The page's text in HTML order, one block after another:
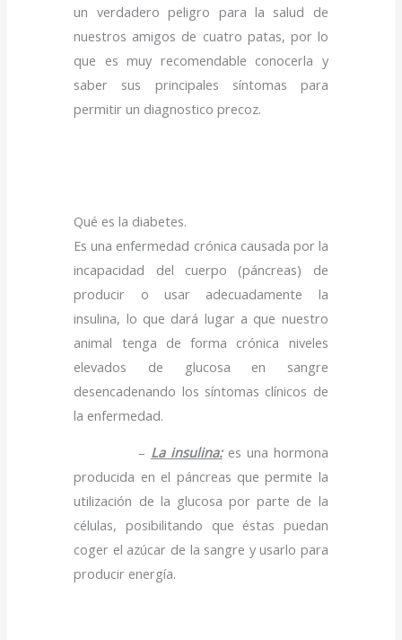
un verdadero peligro para la salud de
nuestros amigos de cuatro patas, por lo
que es muy recomendable conocerla y
saber sus principales síntomas para
permitir un diagnostico precoz.
Qué es la diabetes.
Es una enfermedad crónica causada por la
incapacidad del cuerpo (páncreas) de
producir o usar adecuadamente la
insulina, lo que dará lugar a que nuestro
animal tenga de forma crónica niveles
elevados de glucosa en sangre
desencadenando los síntomas clínicos de
la enfermedad.
– La insulina:es una hormona
producida en el páncreas que permite la
utilización de la glucosa por parte de la
células, posibilitando que éstas puedan
coger el azúcar de la sangre y usarlo para
producir energía.